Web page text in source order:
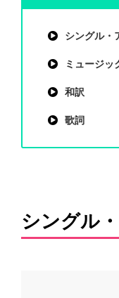
シングル・
ミュージッ
和訳
歌詞
シングル